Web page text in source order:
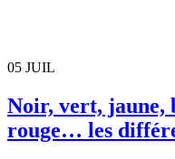
05 JUIL
Noir, vert, jaune,
rouge… les